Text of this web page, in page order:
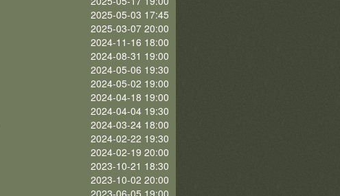
2025-05-03 17:45
2025-03-07 20:00
2024-11-16 18:00
2024-08-31 19:00
2024-05-06 19:30
2024-05-02 19:00
2024-04-18 19:00
2024-04-04 19:30
2024-03-24 18:00
2024-02-22 19:30
2024-02-19 20:00
2023-10-21 18:30
2023-10-02 20:00
2023-06-05 19:00